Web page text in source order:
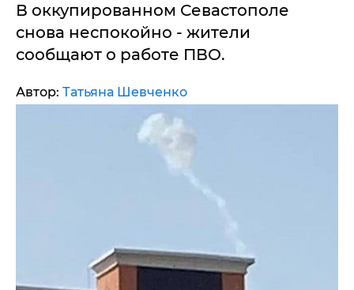
В оккупированном Севастополе
снова неспокойно - жители
сообщают о работе ПВО.
Автор: Татьяна Шевченко